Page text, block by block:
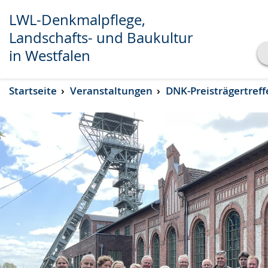
Transkript anzeigen
Abspielen
Pausieren
LWL-Denkmalpflege,
Landschafts- und Baukultur
in Westfalen
Startseite Veranstaltungen DNK-